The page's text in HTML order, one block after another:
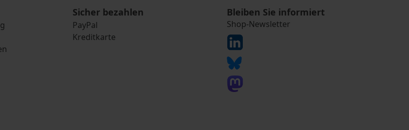
Sicher bezahlen
PayPal
Kreditkarte
Bleiben Sie informiert
Shop-Newsletter